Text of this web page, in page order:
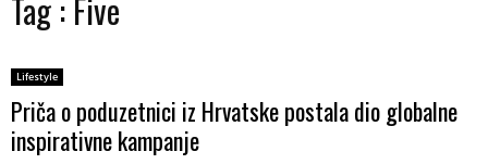
Tag : Five
Lifestyle
Priča o poduzetnici iz Hrvatske postala dio globalne
inspirativne kampanje